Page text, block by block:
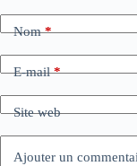
Nom*
E-mail*
Site web
Ajouter un